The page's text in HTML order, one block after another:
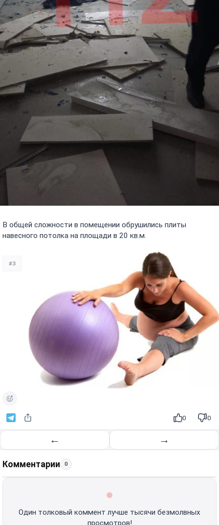
В общей сложности в помещении обрушились плиты
навесного потолка на площади в 20 кв.м.
#3
0 0
← →
Комментарии 0
Один толковый коммент лучше тысячи безмолвных